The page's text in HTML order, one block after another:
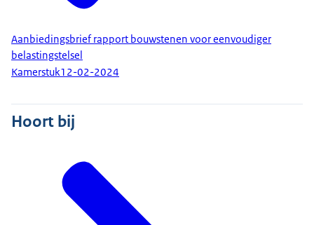
Aanbiedingsbrief rapport bouwstenen voor eenvoudiger
belastingstelsel
Kamerstuk12-02-2024
Hoort bij